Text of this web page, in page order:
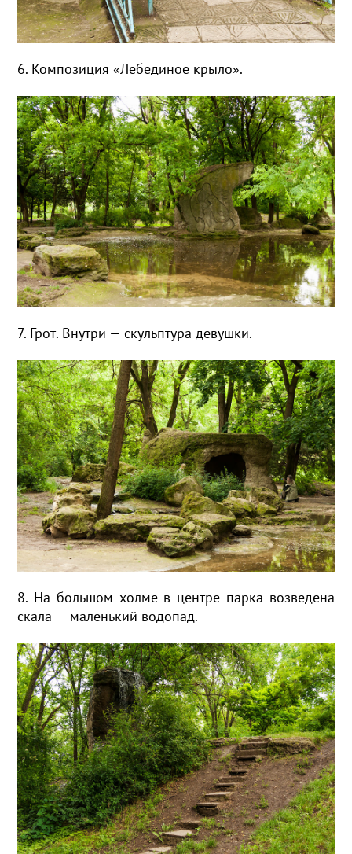
6. Композиция «Лебединое крыло».
7. Грот. Внутри — скульптура девушки.
8. На большом холме в центре парка возведена
скала — маленький водопад.